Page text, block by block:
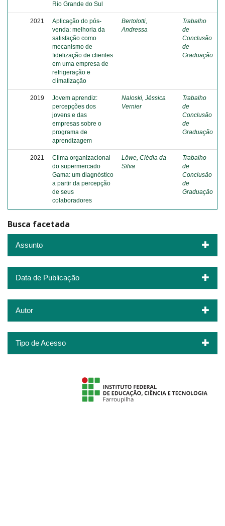
Rio Grande do Sul
2021
Aplicação do pós-
venda: melhoria da
satisfação como
mecanismo de
fidelização de clientes
em uma empresa de
refrigeração e
climatização
Bertolotti,
Andressa
Trabalho
de
Conclusão
de
Graduação
2019
Jovem aprendiz:
percepções dos
jovens e das
empresas sobre o
programa de
aprendizagem
Naloski, Jéssica
Vernier
Trabalho
de
Conclusão
de
Graduação
2021
Clima organizacional
do supermercado
Gama: um diagnóstico
a partir da percepção
de seus
colaboradores
Löwe, Clédia da
Silva
Trabalho
de
Conclusão
de
Graduação
Busca facetada
Assunto
Data de Publicação
Autor
Tipo de Acesso